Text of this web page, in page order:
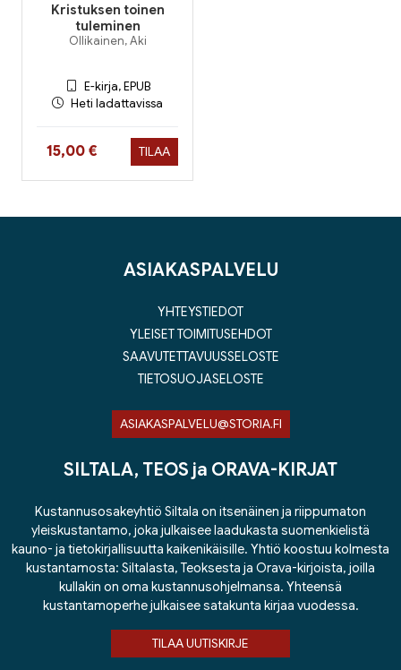
Kristuksen toinen
tuleminen
Ollikainen, Aki
E-kirja, EPUB
Heti ladattavissa
Hinta nyt
15,00 € TILAA
ASIAKASPALVELU
YHTEYSTIEDOT
YLEISET TOIMITUSEHDOT
SAAVUTETTAVUUSSELOSTE
TIETOSUOJASELOSTE
ASIAKASPALVELU@STORIA.FI
SILTALA, TEOS ja ORAVA-KIRJAT
Kustannusosakeyhtiö Siltala on itsenäinen ja riippumaton
yleiskustantamo, joka julkaisee laadukasta suomenkielistä
kauno- ja tietokirjallisuutta kaikenikäisille. Yhtiö koostuu kolmesta
kustantamosta: Siltalasta, Teoksesta ja Orava-kirjoista, joilla
kullakin on oma kustannusohjelmansa. Yhteensä
kustantamoperhe julkaisee satakunta kirjaa vuodessa.
TILAA UUTISKIRJE